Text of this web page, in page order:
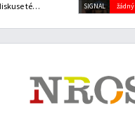
té…
SIGNAL žádný